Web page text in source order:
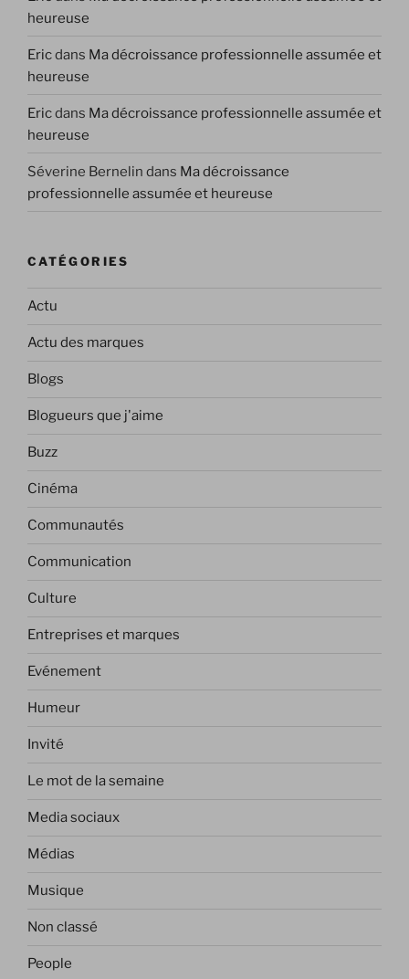
heureuse
Ericdans Ma décroissance professionnelle assumée et
heureuse
Ericdans Ma décroissance professionnelle assumée et
heureuse
Séverine Bernelin dans Ma décroissance
professionnelle assumée et heureuse
CATÉGORIES
Actu
Actu des marques
Blogs
Blogueurs que j'aime
Buzz
Cinéma
Communautés
Communication
Culture
Entreprises et marques
Evénement
Humeur
Invité
Le mot de la semaine
Media sociaux
Médias
Musique
Non classé
People